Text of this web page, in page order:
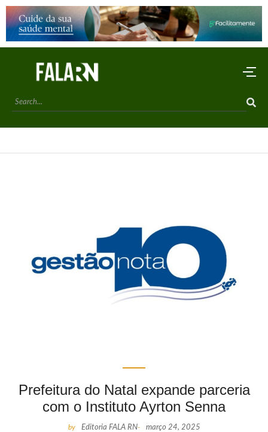
Prefeitura do Natal expande parceria
com o Instituto Ayrton Senna
by Editoria FALA RN- março 24, 2025